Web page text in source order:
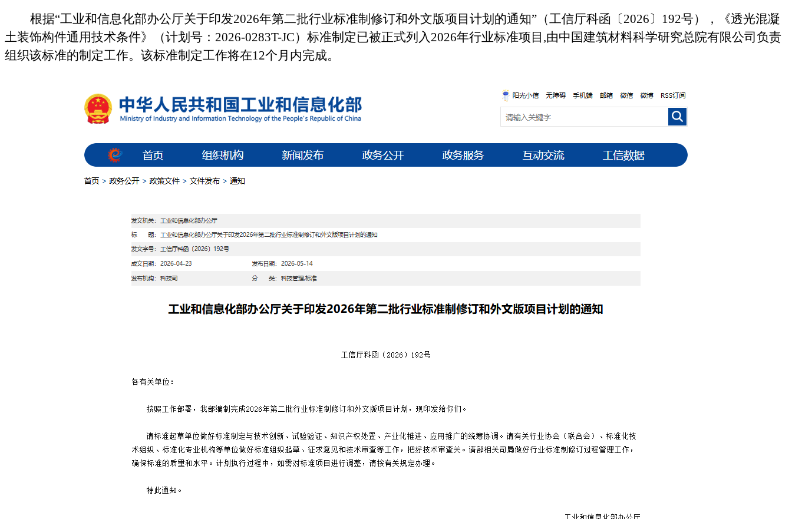
根据“工业和信息化部办公厅关于印发2026年第二批行业标准制修订和外文版项目计划的通知”（工信厅科函〔2026〕192号），《透光混凝
土装饰构件通用技术条件》（计划号：2026-0283T-JC）标准制定已被正式列入2026年行业标准项目,由中国建筑材料科学研究总院有限公司负责
组织该标准的制定工作。该标准制定工作将在12个月内完成。